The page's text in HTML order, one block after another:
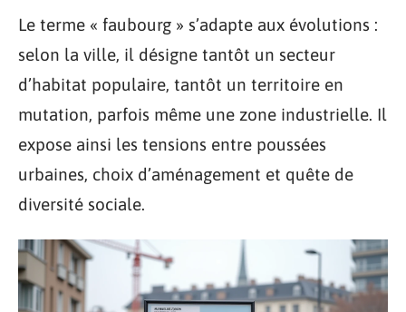
Le terme « faubourg » s’adapte aux évolutions :
selon la ville, il désigne tantôt un secteur
d’habitat populaire, tantôt un territoire en
mutation, parfois même une zone industrielle. Il
expose ainsi les tensions entre poussées
urbaines, choix d’aménagement et quête de
diversité sociale.